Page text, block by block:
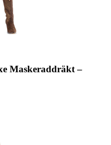
Maskeraddräkt –